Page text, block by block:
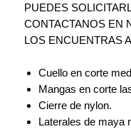
PUEDES
CONTACTANOS EN
LOS ENCUENTRAS
Cuello en corte
Mangas en corte
Cierre de nylon.
Laterales de maya